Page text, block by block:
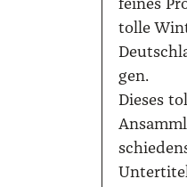
fei­nes
tol­le
gen.
Die­ses